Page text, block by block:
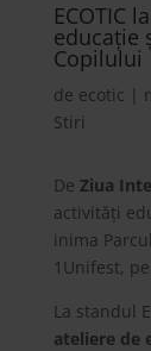
ECOTIC
educație
Copilului
de ecotic |
Stiri
De Ziua
activități
inima
1Unifest,
La standul
ateliere de